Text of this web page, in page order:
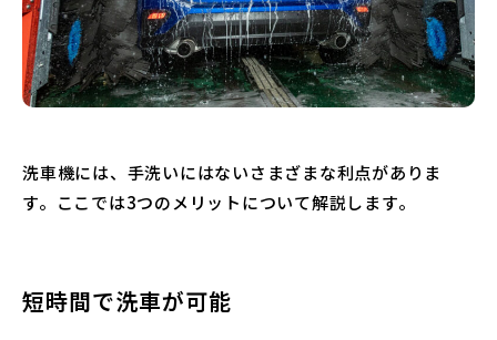
洗車機には、手洗いにはないさまざまな利点がありま
す。ここでは3つのメリットについて解説します。
短時間で洗車が可能